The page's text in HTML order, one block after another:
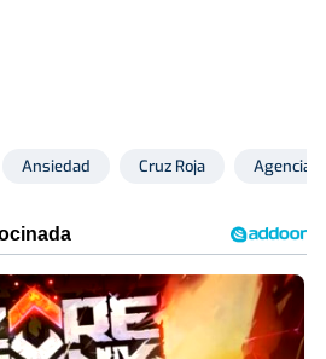
Ansiedad Cruz Roja Agencia